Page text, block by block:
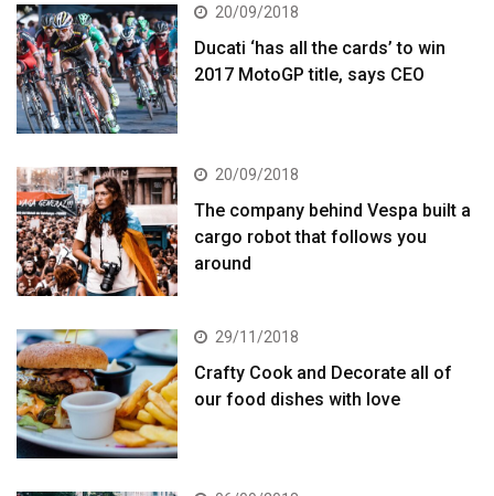
20/09/2018
Ducati ‘has all the cards’ to win
2017 MotoGP title, says CEO
20/09/2018
The company behind Vespa built a
cargo robot that follows you
around
29/11/2018
Crafty Cook and Decorate all of
our food dishes with love